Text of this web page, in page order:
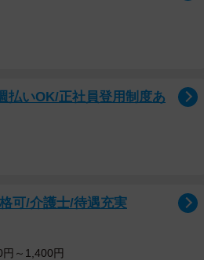
像）
、「オフィス系（事務・企画・営
流・インフラなど）」は26.2％とい
払いOK/正社員登用制度あ
可/介護士/待遇充実
～1,400円